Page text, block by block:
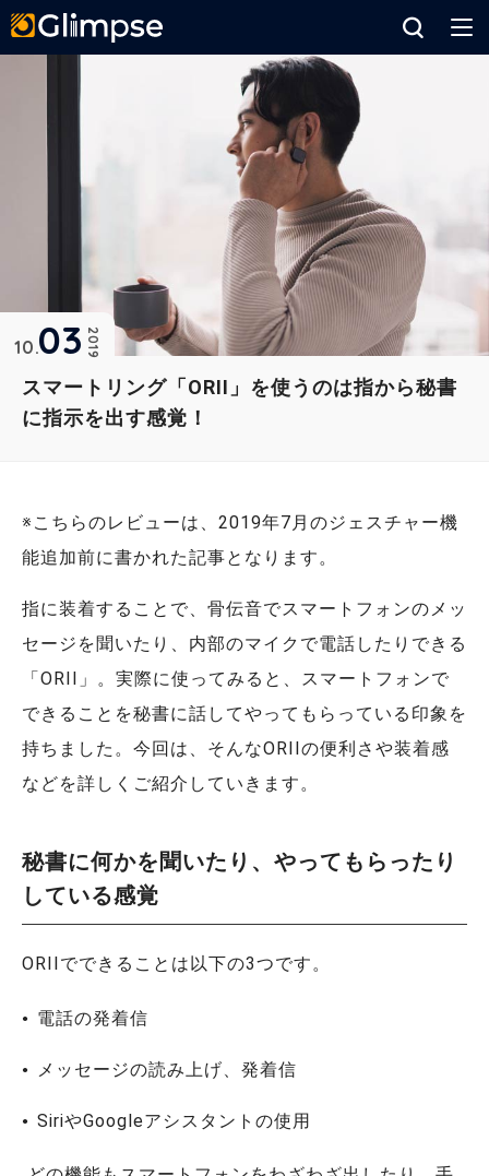
スマートリング「ORII」を使うのは指から秘書
に指示を出す感覚！
2019
10 03
※こちらのレビューは、2019年7月のジェスチャー機
能追加前に書かれた記事となります。
指に装着することで、骨伝音でスマートフォンのメッ
セージを聞いたり、内部のマイクで電話したりできる
「ORII」。実際に使ってみると、スマートフォンで
できることを秘書に話してやってもらっている印象を
持ちました。今回は、そんなORIIの便利さや装着感
などを詳しくご紹介していきます。
秘書に何かを聞いたり、やってもらったり
している感覚
ORIIでできることは以下の3つです。
電話の発着信
メッセージの読み上げ、発着信
SiriやGoogleアシスタントの使用